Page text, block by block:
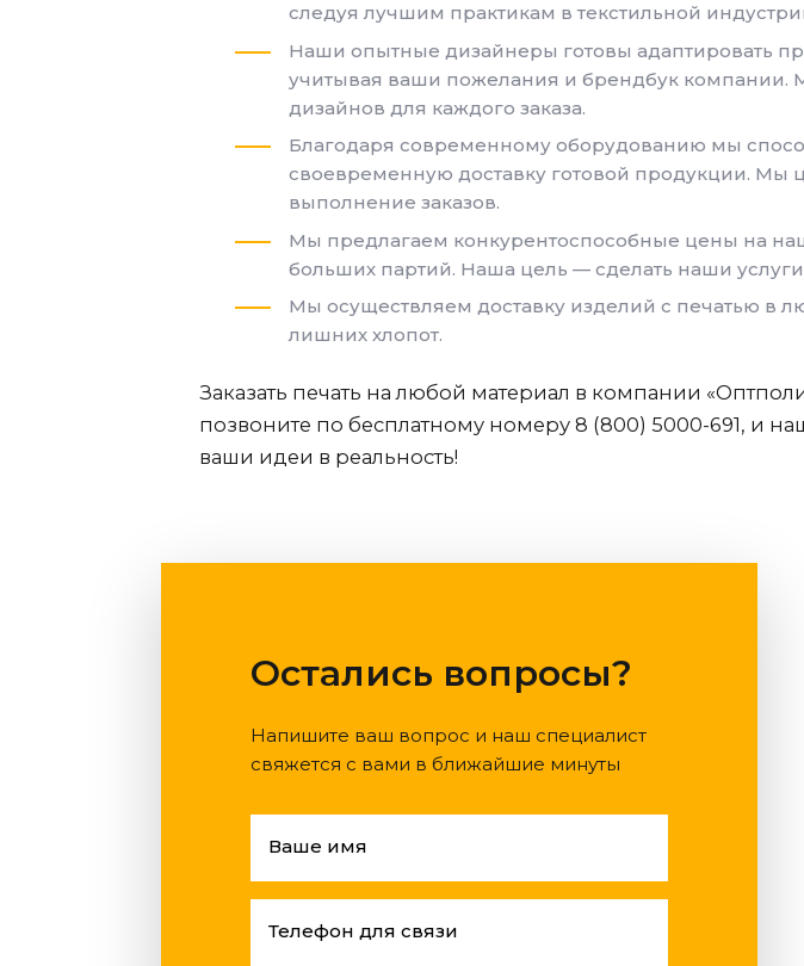
следуя лучшим практикам в текстильной
Наши опытные дизайнеры готовы адаптировать
учитывая ваши пожелания и брендбук
дизайнов для каждого заказа.
Благодаря современному оборудованию мы
своевременную доставку готовой продукции.
выполнение заказов.
Мы предлагаем конкурентоспособные цены на
больших партий. Наша цель — сделать наши
Мы осуществляем доставку изделий с печатью в
лишних хлопот.
Заказать печать на любой материал в компании
позвоните по бесплатному номеру 8 (800) 5000-691, и
ваши идеи в реальность!
Остались вопросы?
Напишите ваш вопрос и наш специалист
свяжется с вами в ближайшие минуты
Ваше имя
Телефон для связи